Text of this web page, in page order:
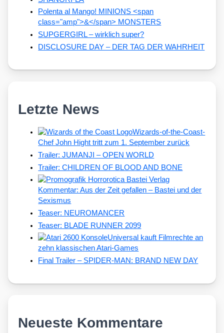
Polenta al Mango! MINIONS <span
class="amp">&</span> MONSTERS
SUPGERGIRL – wirklich super?
DISCLOSURE DAY – DER TAG DER WAHRHEIT
Letzte News
Wizards-of-the-Coast-
Chef John Hight tritt zum 1. September zurück
Trailer: JUMANJI – OPEN WORLD
Trailer: CHILDREN OF BLOOD AND BONE
Kommentar: Aus der Zeit gefallen – Bastei und der
Sexismus
Teaser: NEUROMANCER
Teaser: BLADE RUNNER 2099
Universal kauft Filmrechte an
zehn klassischen Atari-Games
Final Trailer – SPIDER-MAN: BRAND NEW DAY
Neueste Kommentare